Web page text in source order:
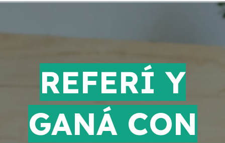
REFERÍ Y
GANÁ CON